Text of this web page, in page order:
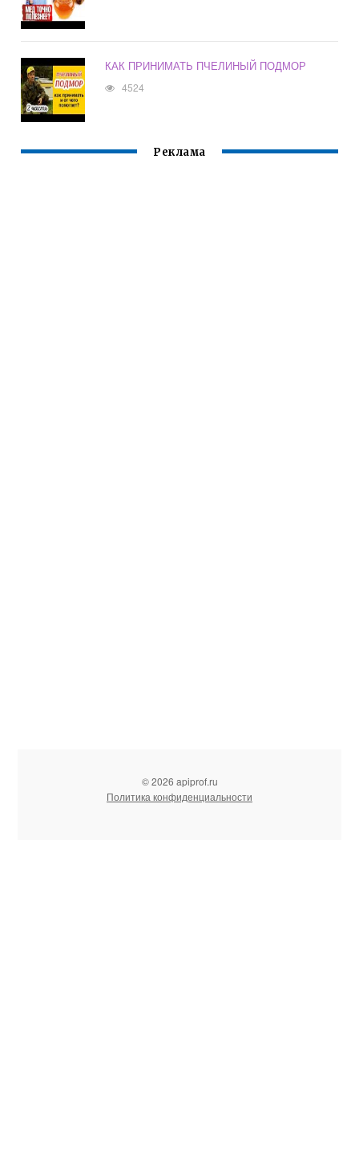
КАК ПРИНИМАТЬ ПЧЕЛИНЫЙ ПОДМОР
4524
Реклама
© 2026 apiprof.ru
Политика конфиденциальности